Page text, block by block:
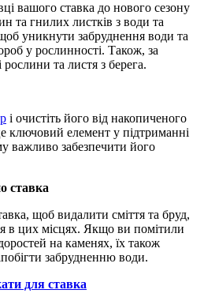
вашого ставка до нового сезону
та гнилих листків з води та
уникнути забруднення води та
у рослинності. Також, за
рослини та листя з берега.
і очистіть його від накопиченого
ключовий елемент у підтриманні
важливо забезпечити його
ставка
щоб видалити сміття та бруд,
в цих місцях. Якщо ви помітили
на каменях, їх також
забрудненню води.
для ставка